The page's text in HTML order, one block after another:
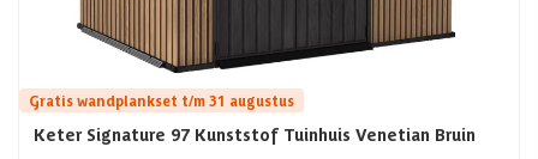
Gratis wandplankset t/m 31 augustus
Keter Signature 97 Kunststof Tuinhuis Venetian Bruin